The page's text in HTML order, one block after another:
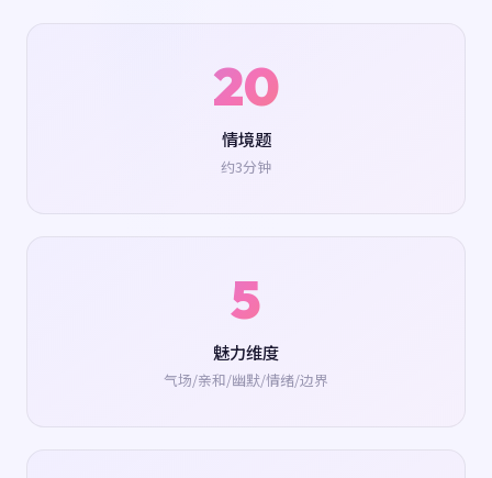
20
情境题
约3分钟
5
魅力维度
气场/亲和/幽默/情绪/边界